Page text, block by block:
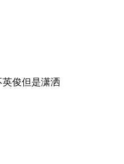
俊但是潇洒